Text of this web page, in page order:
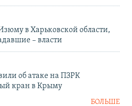
в Харьковской области,
– власти
об атаке на ПЗРК
кран в Крыму
БОЛЬШЕ